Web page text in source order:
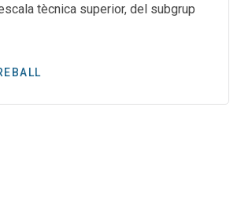
tècnica superior, del subgrup